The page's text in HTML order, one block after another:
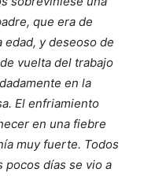
que era de
y deseoso de
vuelta del trabajo
en la
El enfriamiento
en una fiebre
muy fuerte. Todos
pocos días se vio a